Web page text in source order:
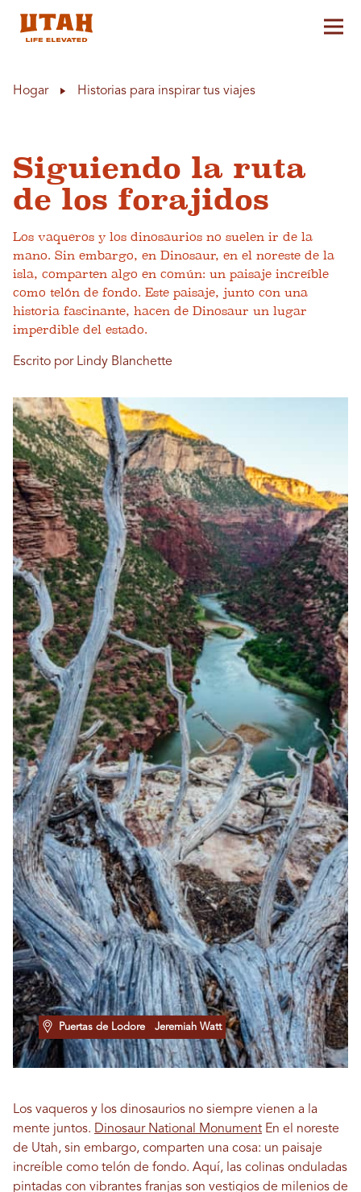
Hogar Historias para inspirar tus viajes
Siguiendo la ruta
de los forajidos
Los vaqueros y los dinosaurios no suelen ir de la
mano. Sin embargo, en Dinosaur, en el noreste de la
isla, comparten algo en común: un paisaje increíble
como telón de fondo. Este paisaje, junto con una
historia fascinante, hacen de Dinosaur un lugar
imperdible del estado.
Escrito por Lindy Blanchette
Puertas de Lodore Jeremiah Watt
Los vaqueros y los dinosaurios no siempre vienen a la
mente juntos. Dinosaur National Monument En el noreste
de Utah, sin embargo, comparten una cosa: un paisaje
increíble como telón de fondo. Aquí, las colinas onduladas
pintadas con vibrantes franjas son vestigios de milenios de